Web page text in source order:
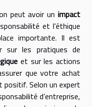
peut avoir un impact
et l'éthique
importante. Il est
sur les pratiques de
et sur les actions
que votre achat
positif. Selon un expert
d’entreprise,